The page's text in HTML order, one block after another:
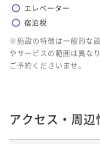
エレベーター
宿泊税
※施設の特徴は一般的な
やサービスの範囲は異な
ご予約くださいませ。
アクセス・周辺